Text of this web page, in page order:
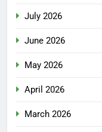
July 2026
June 2026
May 2026
April 2026
March 2026